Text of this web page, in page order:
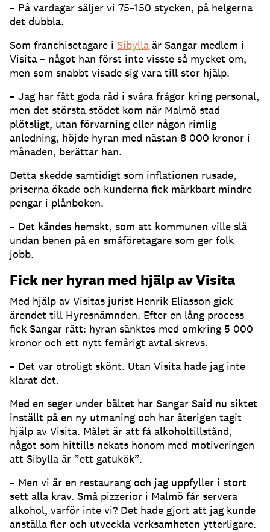
– På vardagar säljer vi 75–150 stycken, på helgerna
det dubbla.
Som franchisetagare i Sibylla är Sangar medlem i
Visita – något han först inte visste så mycket om,
men som snabbt visade sig vara till stor hjälp.
– Jag har fått goda råd i svåra frågor kring personal,
men det största stödet kom när Malmö stad
plötsligt, utan förvarning eller någon rimlig
anledning, höjde hyran med nästan 8 000 kronor i
månaden, berättar han.
Detta skedde samtidigt som inflationen rusade,
priserna ökade och kunderna fick märkbart mindre
pengar i plånboken.
– Det kändes hemskt, som att kommunen ville slå
undan benen på en småföretagare som ger folk
jobb.
Fick ner hyran med hjälp av Visita
Med hjälp av Visitas jurist Henrik Eliasson gick
ärendet till Hyresnämnden. Efter en lång process
fick Sangar rätt: hyran sänktes med omkring 5 000
kronor och ett nytt femårigt avtal skrevs.
– Det var otroligt skönt. Utan Visita hade jag inte
klarat det.
Med en seger under bältet har Sangar Said nu siktet
inställt på en ny utmaning och har återigen tagit
hjälp av Visita. Målet är att få alkoholtillstånd,
något som hittills nekats honom med motiveringen
att Sibylla är ”ett gatukök”.
– Men vi är en restaurang och jag uppfyller i stort
sett alla krav. Små pizzerior i Malmö får servera
alkohol, varför inte vi? Det hade gjort att jag kunde
anställa fler och utveckla verksamheten ytterligare.